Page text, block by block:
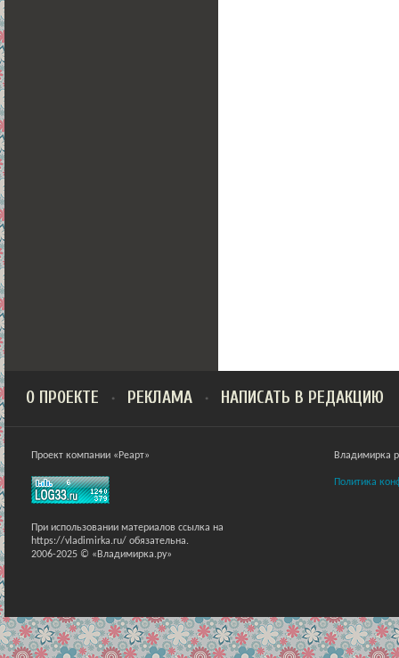
О ПРОЕКТЕ РЕКЛАМА НАПИСАТЬ В РЕДАКЦИЮ
Проект компании «Реарт»
При использовании материалов ссылка на
https://vladimirka.ru/ обязательна.
2006-2025 © «Владимирка.ру»
Владимирка
Политика